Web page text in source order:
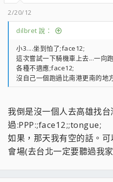
2/20/12
dilbret 說：
小3....坐到怕了;face12;
這次嘗試一下騎機車上去...一向
各種不適應;face12;
沒自己一個跑過比南港更南的地
我倒是沒一個人去高雄找台
過:PPP:;face12;;tongue;
如果，那天我有空的話。
會場(去台北一定要聽過我